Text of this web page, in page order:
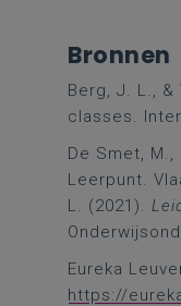
Bronnen
Berg, J. L.,
classes.
De Smet, M.,
Leerpunt.
L. (2021).
Eureka
https://